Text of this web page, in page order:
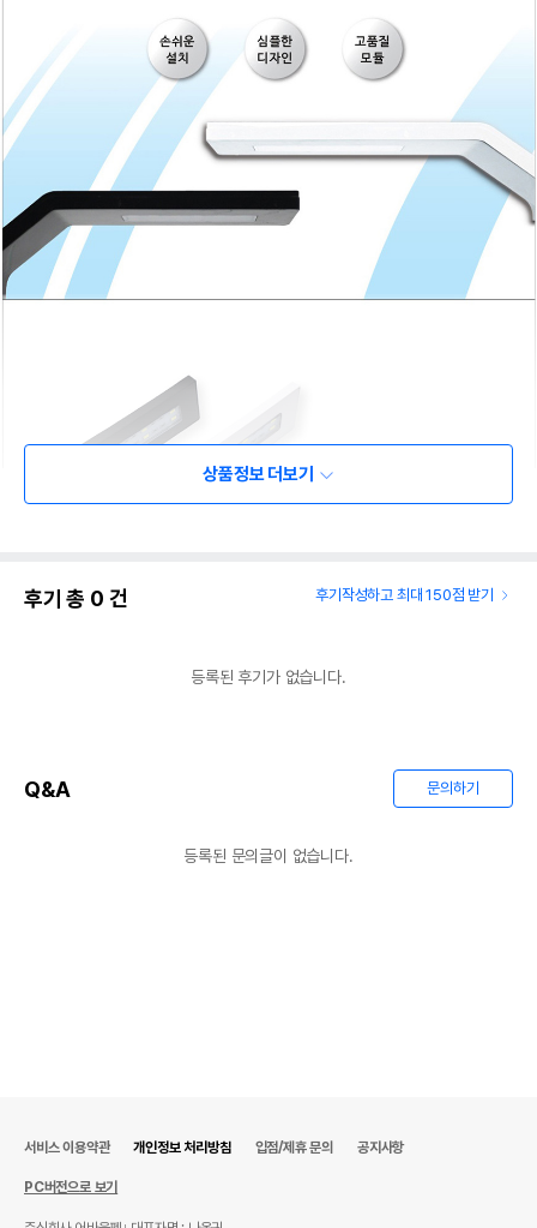
상품정보 더보기
후기 총 0 건 후기작성하고 최대 150점 받기
등록된 후기가 없습니다.
Q&A 문의하기
등록된 문의글이 없습니다.
서비스 이용약관 개인정보 처리방침 입점/제휴 문의 공지사항
PC버전으로 보기